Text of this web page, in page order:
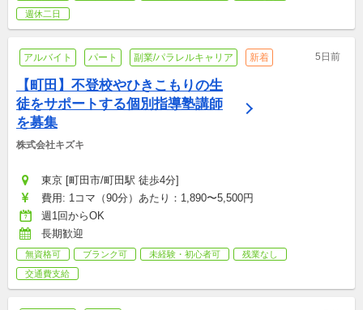
週休二日
アルバイト パート 副業/パラレルキャリア 新着 5日前
【町田】不登校やひきこもりの生
徒をサポートする個別指導塾講師
を募集
株式会社キズキ
東京 [町田市/町田駅 徒歩4分]
費用: 1コマ（90分）あたり：1,890〜5,500円
週1回からOK
長期歓迎
無資格可 ブランク可 未経験・初心者可
残業なし
交通費支給